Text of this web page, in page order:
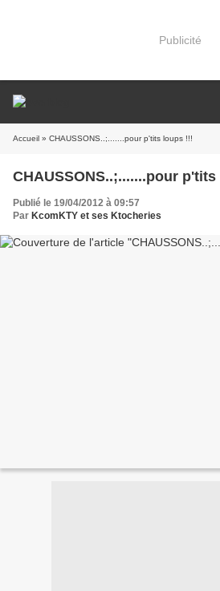
Publicité
Accueil » CHAUSSONS..;.......pour p'tits loups !!!
CHAUSSONS..;.......pour
Publié le 19/04/2012 à 09:57
Par KcomKTY et ses Ktocheries